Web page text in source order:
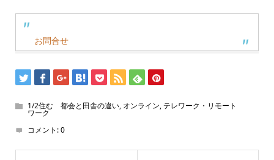
お問合せ
1/2住む 都会と田舎の違い, オンライン,テレワーク・リモート
ワーク
コメント:0